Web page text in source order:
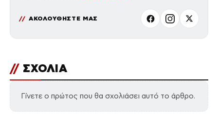
ΑΚΟΛΟΥΘΗΣΤΕ ΜΑΣ
// ΣΧΟΛΙΑ
Γίνετε ο πρώτος που θα σχολιάσει αυτό το άρθρο.